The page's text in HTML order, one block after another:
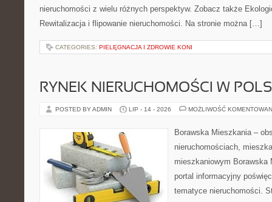
nieruchomości z wielu różnych perspektyw. Zobacz także
Rewitalizacja i flipowanie nieruchomości. Na stronie można […]
CATEGORIES: PIELĘGNACJA I ZDROWIE KONI
RYNEK NIERUCHOMOŚCI W
POSTED BY ADMIN LIP - 14 - 2026 MOŻLIWOŚĆ
Borawska Mieszkania –
nieruchomościach,
mieszkaniowym Borawska
portal informacyjny
tematyce nieruchomości.